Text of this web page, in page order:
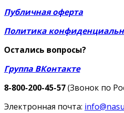
Публичная оферта
Политика
Остались вопросы?
Группа ВКонтакте
8-800-200-45-57(Звонок по
Электронная почта: